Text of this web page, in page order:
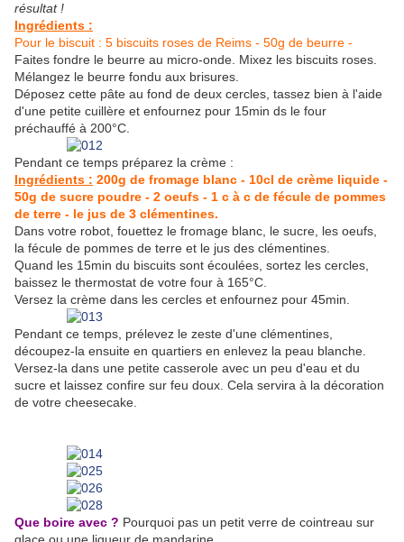
résultat !
Ingrédients :
Pour le biscuit : 5 biscuits roses de Reims - 50g de beurre -
Faites fondre le beurre au micro-onde. Mixez les biscuits roses.
Mélangez le beurre fondu aux brisures.
Déposez cette pâte au fond de deux cercles, tassez bien à l'aide
d'une petite cuillère et enfournez pour 15min ds le four
préchauffé à 200°C.
Pendant ce temps préparez la crème :
Ingrédients : 200g de fromage blanc - 10cl de crème liquide -
50g de sucre poudre - 2 oeufs - 1 c à c de fécule de pommes
de terre - le jus de 3 clémentines.
Dans votre robot, fouettez le fromage blanc, le sucre, les oeufs,
la fécule de pommes de terre et le jus des clémentines.
Quand les 15min du biscuits sont écoulées, sortez les cercles,
baissez le thermostat de votre four à 165°C.
Versez la crème dans les cercles et enfournez pour 45min.
Pendant ce temps, prélevez le zeste d'une clémentines,
découpez-la ensuite en quartiers en enlevez la peau blanche.
Versez-la dans une petite casserole avec un peu d'eau et du
sucre et laissez confire sur feu doux. Cela servira à la décoration
de votre cheesecake.
Que boire avec ? Pourquoi pas un petit verre de cointreau sur